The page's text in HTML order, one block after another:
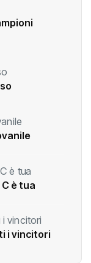
è tua
i vincitori